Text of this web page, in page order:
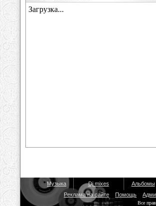
Музыка Dj mixes Альбомы
Реклама на сайте
Помощь
Все